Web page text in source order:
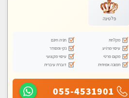
פלטינה
מקלחת
חניה חינם
עיסוי מרגיע
נקי ומסודר
מקום פרטי
עיסוי מקצועי
תמונה אמיתית
דוברת עיברית
055-4531901